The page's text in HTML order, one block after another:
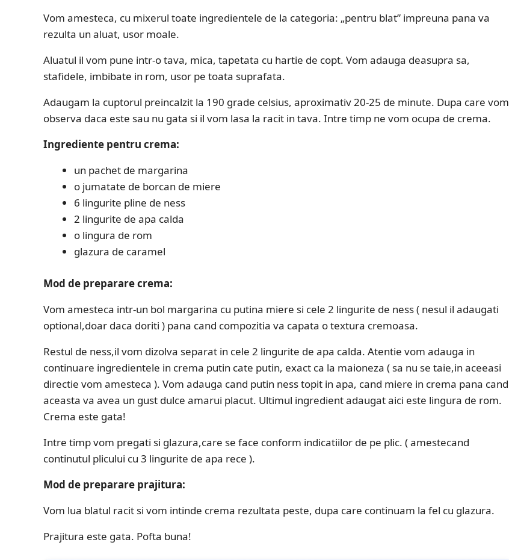
Vom amesteca, cu mixerul toate ingredientele de la categoria: „pentru blat” impreuna pana va
rezulta un aluat, usor moale.
Aluatul il vom pune intr-o tava, mica, tapetata cu hartie de copt. Vom adauga deasupra sa,
stafidele, imbibate in rom, usor pe toata suprafata.
Adaugam la cuptorul preincalzit la 190 grade celsius, aproximativ 20-25 de minute. Dupa care vom
observa daca este sau nu gata si il vom lasa la racit in tava. Intre timp ne vom ocupa de crema.
Ingrediente pentru crema:
un pachet de margarina
o jumatate de borcan de miere
6 lingurite pline de ness
2 lingurite de apa calda
o lingura de rom
glazura de caramel
Mod de preparare crema:
Vom amesteca intr-un bol margarina cu putina miere si cele 2 lingurite de ness ( nesul il adaugati
optional,doar daca doriti ) pana cand compozitia va capata o textura cremoasa.
Restul de ness,il vom dizolva separat in cele 2 lingurite de apa calda. Atentie vom adauga in
continuare ingredientele in crema putin cate putin, exact ca la maioneza ( sa nu se taie,in aceeasi
directie vom amesteca ). Vom adauga cand putin ness topit in apa, cand miere in crema pana cand
aceasta va avea un gust dulce amarui placut. Ultimul ingredient adaugat aici este lingura de rom.
Crema este gata!
Intre timp vom pregati si glazura,care se face conform indicatiilor de pe plic. ( amestecand
continutul plicului cu 3 lingurite de apa rece ).
Mod de preparare prajitura:
Vom lua blatul racit si vom intinde crema rezultata peste, dupa care continuam la fel cu glazura.
Prajitura este gata. Pofta buna!